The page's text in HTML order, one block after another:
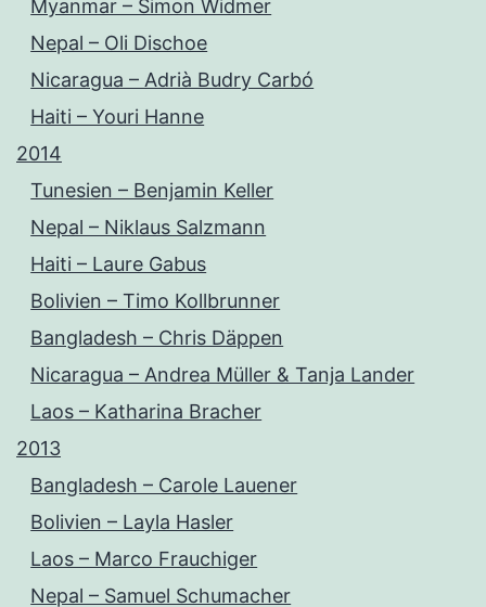
Myanmar – Simon Widmer
Nepal – Oli Dischoe
Nicaragua – Adrià Budry Carbó
Haiti – Youri Hanne
2014
Tunesien – Benjamin Keller
Nepal – Niklaus Salzmann
Haiti – Laure Gabus
Bolivien – Timo Kollbrunner
Bangladesh – Chris Däppen
Nicaragua – Andrea Müller & Tanja Lander
Laos – Katharina Bracher
2013
Bangladesh – Carole Lauener
Bolivien – Layla Hasler
Laos – Marco Frauchiger
Nepal – Samuel Schumacher